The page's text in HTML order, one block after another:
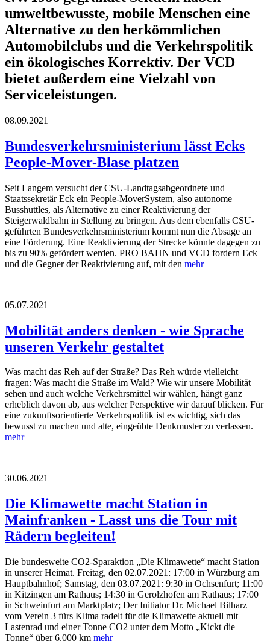
umweltbewusste, mobile Menschen eine
Alternative zu den herkömmlichen
Automobilclubs und die Verkehrspolitik
ein ökologisches Korrektiv. Der VCD
bietet außerdem eine Vielzahl von
Serviceleistungen.
08.09.2021
Bundesverkehrsministerium lässt Ecks
People-Mover-Blase platzen
Seit Langem versucht der CSU-Landtagsabgeordnete und
Staatssekretär Eck ein People-MoverSystem, also autonome
Busshuttles, als Alternative zu einer Reaktivierung der
Steigerwaldbahn in Stellung zu bringen. Aus dem ebenfalls CSU-
geführten Bundesverkehrsministerium kommt nun die Absage an
eine Förderung. Eine Reaktivierung der Strecke könnte dagegen zu
bis zu 90% gefördert werden. PRO BAHN und VCD fordern Eck
und die Gegner der Reaktivierung auf, mit den mehr
05.07.2021
Mobilität anders denken - wie Sprache
unseren Verkehr gestaltet
Was macht das Reh auf der Straße? Das Reh würde vielleicht
fragen: Was macht die Straße im Wald? Wie wir unsere Mobilität
sehen und auch welche Verkehrsmittel wir wählen, hängt ganz
erheblich davon ab, aus welcher Perspektive wir darauf blicken. Für
eine zukunftsorientierte Verkehrspolitik ist es wichtig, sich das
bewusst zu machen und alte, eingeübte Denkmuster zu verlassen.
mehr
30.06.2021
Die Klimawette macht Station in
Mainfranken - Lasst uns die Tour mit
Rädern begleiten!
Die bundesweite CO2-Sparaktion „Die Klimawette“ macht Station
in unserer Heimat. Freitag, den 02.07.2021: 17:00 in Würzburg am
Hauptbahnhof; Samstag, den 03.07.2021: 9:30 in Ochsenfurt; 11:00
in Kitzingen am Rathaus; 14:30 in Gerolzhofen am Rathaus; 17:00
in Schweinfurt am Marktplatz; Der Initiator Dr. Michael Bilharz
vom Verein 3 fürs Klima radelt für die Klimawette aktuell mit
Lastenrad und einer Tonne CO2 unter dem Motto „Kickt die
Tonne“ über 6.000 km mehr